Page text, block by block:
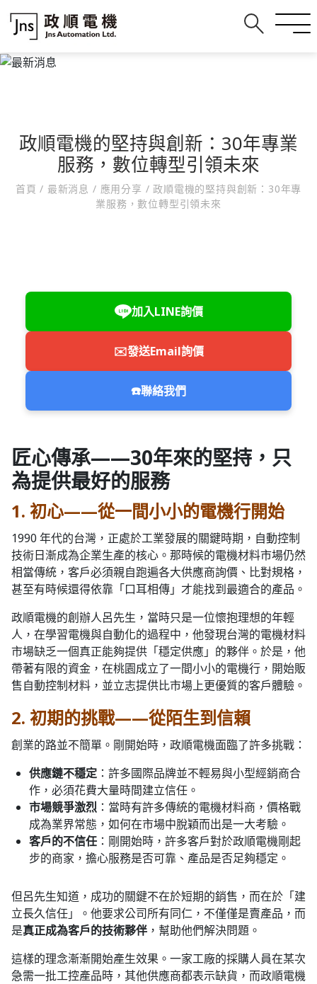
政順電機的堅持與創新：30年專業
服務，數位轉型引領未來
首頁/ 最新消息 / 應用分享 / 政順電機的堅持與創新：30年專
業服務，數位轉型引領未來
加入LINE詢價
✉️發送Email詢價
☎️聯絡我們
匠心傳承——30年來的堅持，只
為提供最好的服務
1. 初心——從一間小小的電機行開始
1990 年代的台灣，正處於工業發展的關鍵時期，自動控制
技術日漸成為企業生產的核心。那時候的電機材料市場仍然
相當傳統，客戶必須親自跑遍各大供應商詢價、比對規格，
甚至有時候還得依靠「口耳相傳」才能找到最適合的產品。
政順電機的創辦人呂先生，當時只是一位懷抱理想的年輕
人，在學習電機與自動化的過程中，他發現台灣的電機材料
市場缺乏一個真正能夠提供「穩定供應」的夥伴。於是，他
帶著有限的資金，在桃園成立了一間小小的電機行，開始販
售自動控制材料，並立志提供比市場上更優質的客戶體驗。
2. 初期的挑戰——從陌生到信賴
創業的路並不簡單。剛開始時，政順電機面臨了許多挑戰：
供應鏈不穩定 ：許多國際品牌並不輕易與小型經銷商合
作，必須花費大量時間建立信任。
市場競爭激烈 ：當時有許多傳統的電機材料商，價格戰
成為業界常態，如何在市場中脫穎而出是一大考驗。
客戶的不信任 ：剛開始時，許多客戶對於政順電機剛起
步的商家，擔心服務是否可靠、產品是否足夠穩定。
但呂先生知道，成功的關鍵不在於短期的銷售，而在於「建
立長久信任」。他要求公司所有同仁，不僅僅是賣產品，而
是真正成為客戶的技術夥伴 ，幫助他們解決問題。
這樣的理念漸漸開始產生效果。一家工廠的採購人員在某次
急需一批工控產品時，其他供應商都表示缺貨，而政順電機